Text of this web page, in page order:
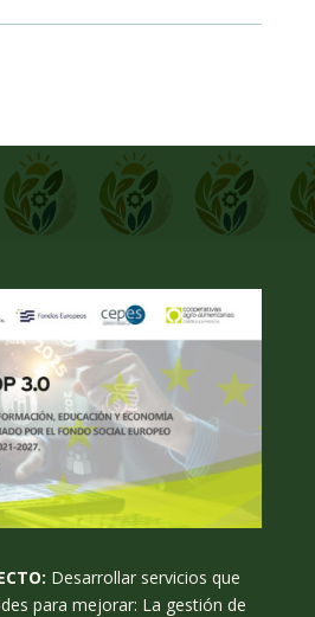
Desarrollar servicios que
para mejorar: La gestión de